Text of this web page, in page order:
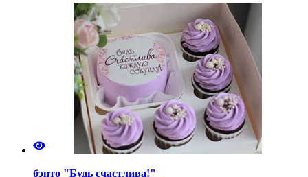
бэнто "Будь счастлива!"